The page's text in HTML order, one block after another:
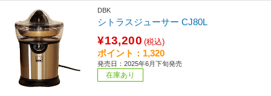
DBK
シトラスジューサー CJ80L
¥13,200 (税込)
ポイント：1,320
発売日：2025年6月下旬発売
在庫あり